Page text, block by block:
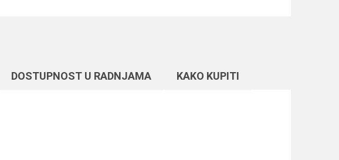
DOSTUPNOST U RADNJAMA KAKO KUPITI